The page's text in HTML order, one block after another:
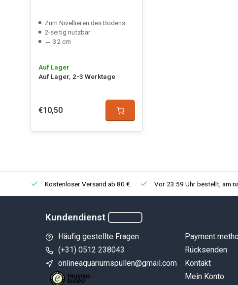
Zum Nivellieren des Bodens
2-seitig nutzbar
↔ 32 cm
Auf Lager
Auf Lager, 2-3 Werktage
€10,50
Kostenloser Versand ab 80 € Vor 23:59 Uhr bestellt, am
Kundendienst
Häufig gestellte Fragen
(+31) 0512 238043
onlineaquariumspullen@gmail.com
Payment
Rücksenden
Kontakt
Mein Konto